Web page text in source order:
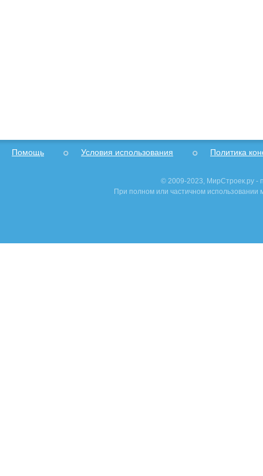
Помощь Условия использования Политика
© 2009-2023, МирСтроек.ру -
При полном или частичном использовании